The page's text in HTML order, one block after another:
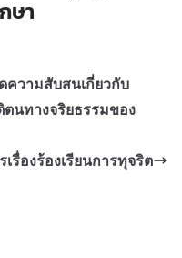
ษา
ความสับสนเกี่ยวกับ
นทางจริยธรรมของ
รื่องร้องเรียนการทุจริต